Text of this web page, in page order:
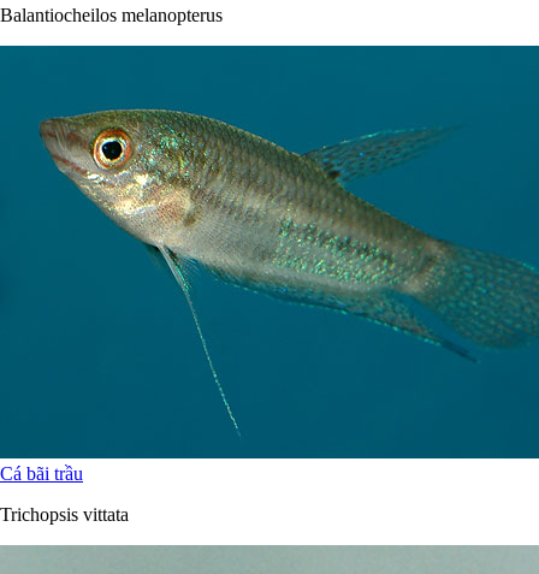
Balantiocheilos melanopterus
Cá bãi trầu
Trichopsis vittata